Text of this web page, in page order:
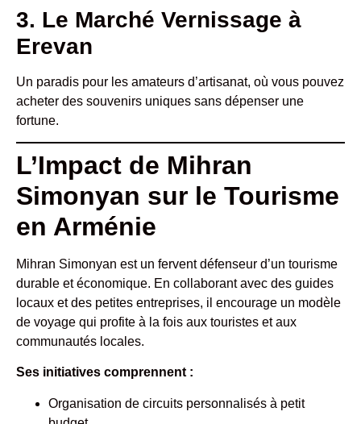
3. Le Marché Vernissage à
Erevan
Un paradis pour les amateurs d’artisanat, où vous pouvez
acheter des souvenirs uniques sans dépenser une
fortune.
L’Impact de Mihran
Simonyan sur le Tourisme
en Arménie
Mihran Simonyan est un fervent défenseur d’un tourisme
durable et économique. En collaborant avec des guides
locaux et des petites entreprises, il encourage un modèle
de voyage qui profite à la fois aux touristes et aux
communautés locales.
Ses initiatives comprennent :
Organisation de circuits personnalisés à petit